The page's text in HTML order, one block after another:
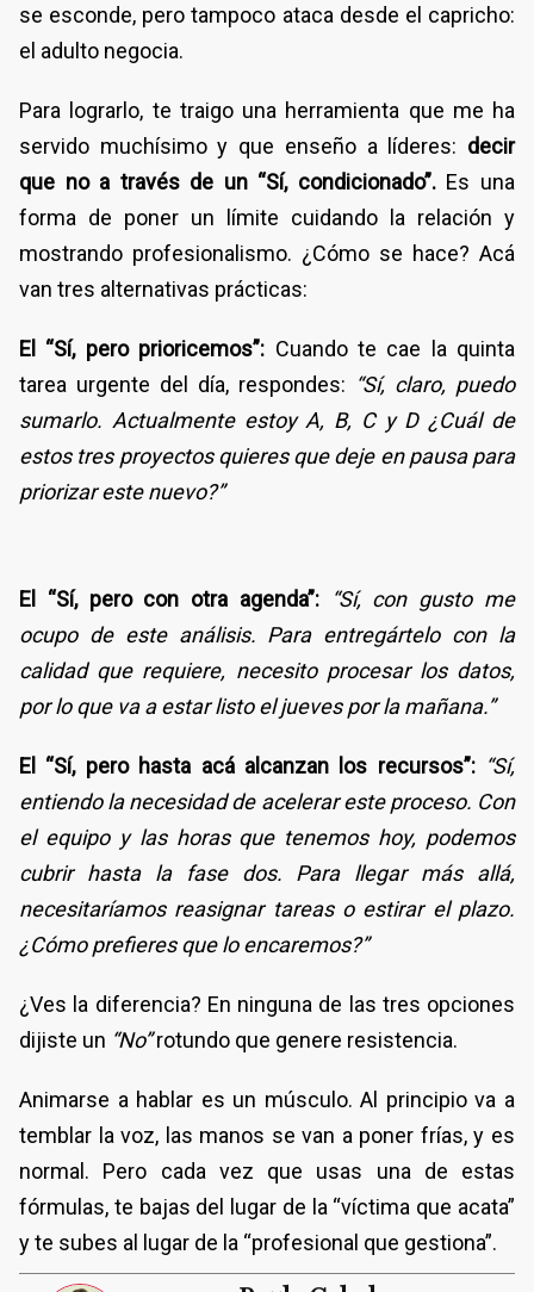
se esconde, pero tampoco ataca desde el capricho:
el adulto negocia.
Para lograrlo, te traigo una herramienta que me ha
servido muchísimo y que enseño a líderes: decir
que no a través de un “Sí, condicionado”.Es una
forma de poner un límite cuidando la relación y
mostrando profesionalismo. ¿Cómo se hace? Acá
van tres alternativas prácticas:
El “Sí, pero prioricemos”: Cuando te cae la quinta
tarea urgente del día, respondes: “Sí, claro, puedo
sumarlo. Actualmente estoy A, B, C y D ¿Cuál de
estos tres proyectos quieres que deje en pausa para
priorizar este nuevo?”
El “Sí, pero con otra agenda”:
“Sí, con gusto me
ocupo de este análisis. Para entregártelo con la
calidad que requiere, necesito procesar los datos,
por lo que va a estar listo el jueves por la mañana.”
El “Sí, pero hasta acá alcanzan los recursos”: “Sí,
entiendo la necesidad de acelerar este proceso. Con
el equipo y las horas que tenemos hoy, podemos
cubrir hasta la fase dos. Para llegar más allá,
necesitaríamos reasignar tareas o estirar el plazo.
¿Cómo prefieres que lo encaremos?”
¿Ves la diferencia? En ninguna de las tres opciones
dijiste un “No”rotundo que genere resistencia.
Animarse a hablar es un músculo. Al principio va a
temblar la voz, las manos se van a poner frías, y es
normal. Pero cada vez que usas una de estas
fórmulas, te bajas del lugar de la “víctima que acata”
y te subes al lugar de la “profesional que gestiona”.